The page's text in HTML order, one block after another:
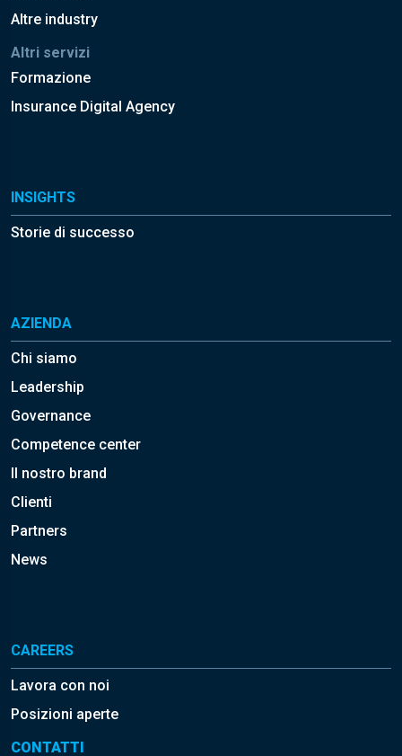
Altre industry
Altri servizi
Formazione
Insurance Digital Agency
INSIGHTS
Storie di successo
AZIENDA
Chi siamo
Leadership
Governance
Competence center
Il nostro brand
Clienti
Partners
News
CAREERS
Lavora con noi
Posizioni aperte
CONTATTI